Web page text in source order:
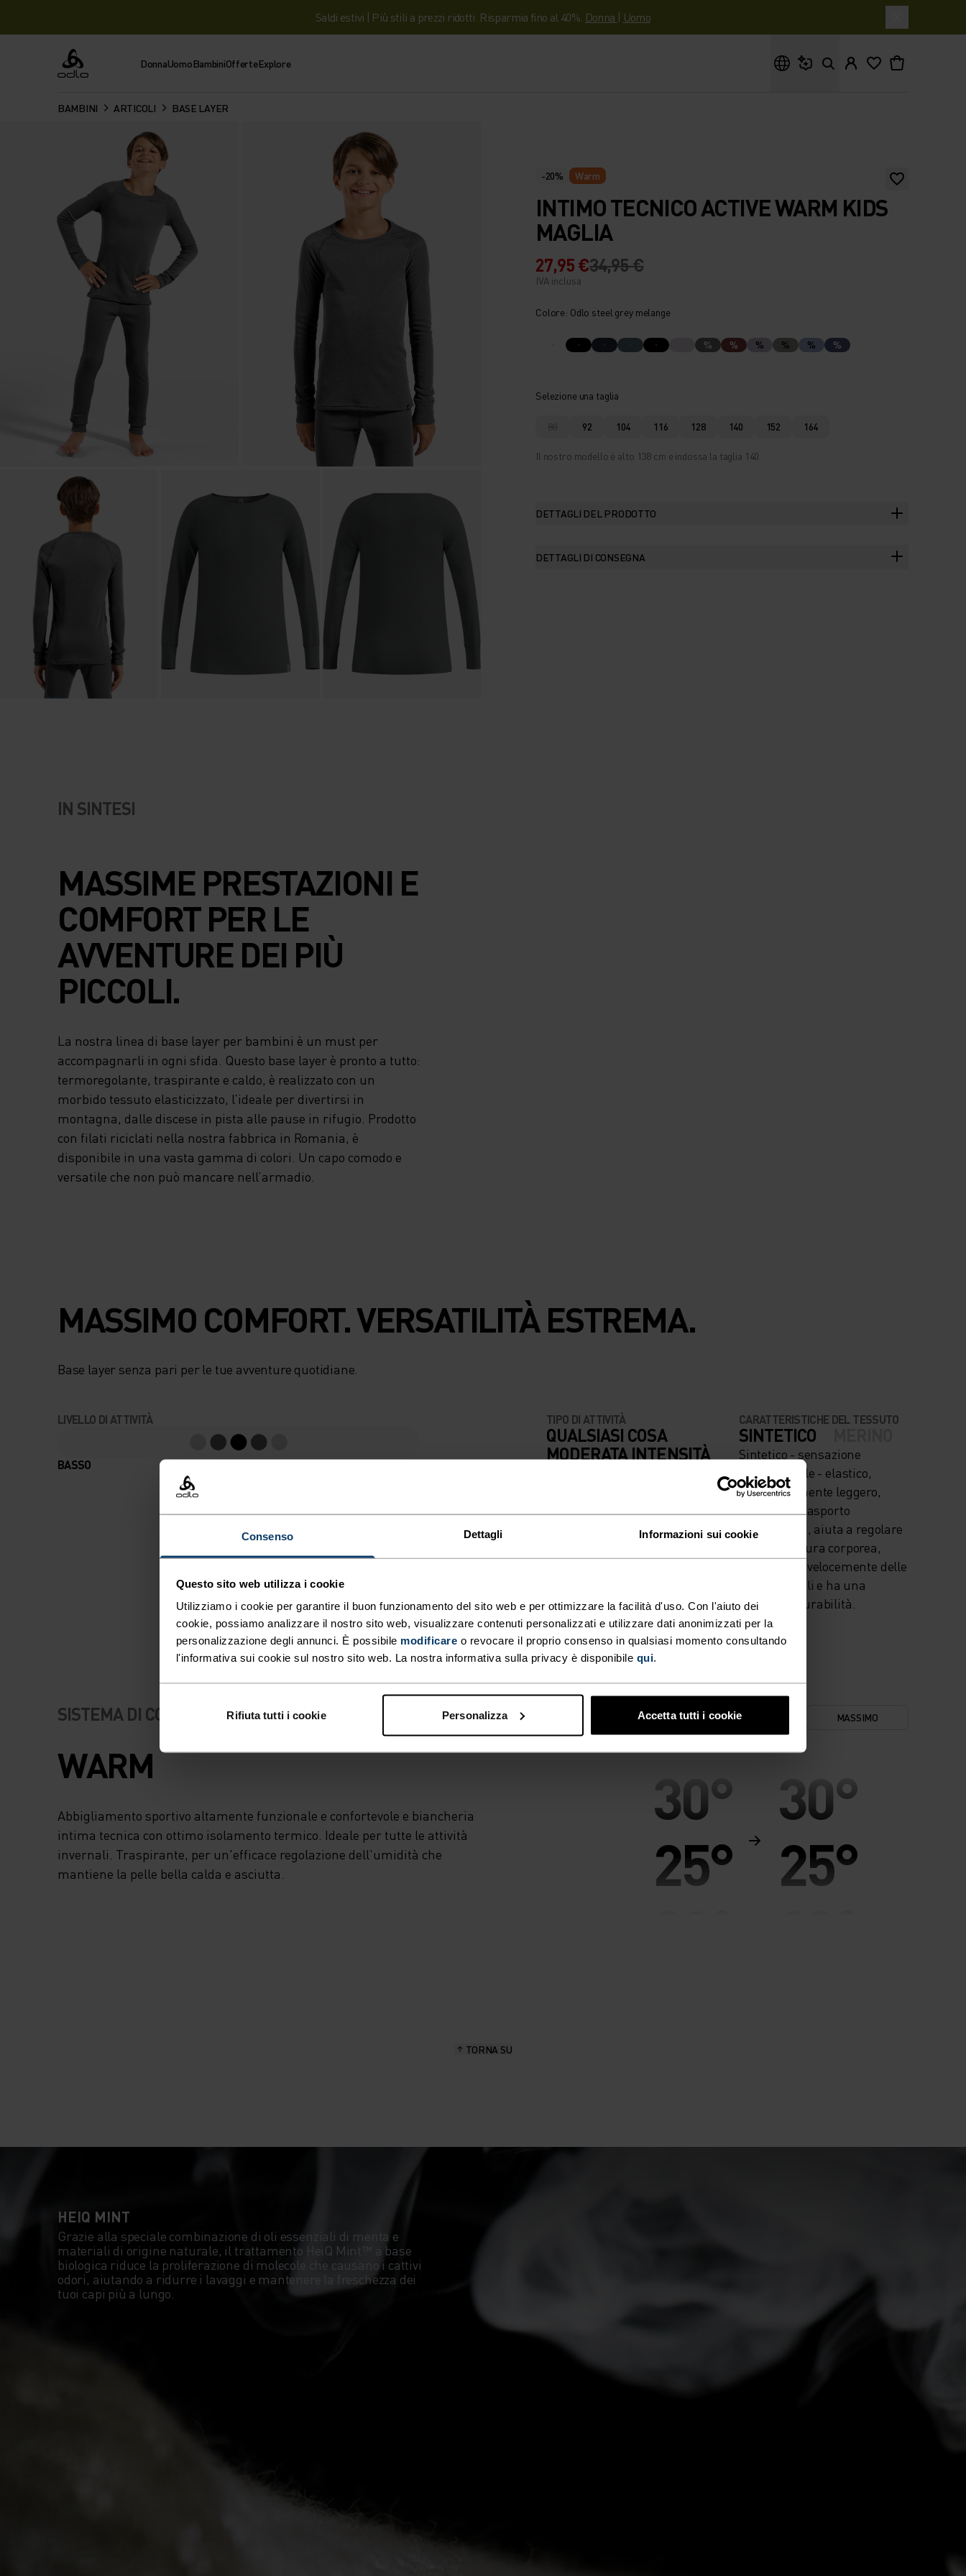
Consenso Dettagli Informazioni sui cookie
Questo sito web utilizza i cookie
Utilizziamo i cookie per garantire il buon funzionamento del sito web e per ottimizzare la facilità d'uso. Con l'aiuto dei
cookie, possiamo analizzare il nostro sito web, visualizzare contenuti personalizzati e utilizzare dati anonimizzati per la
personalizzazione degli annunci. È possibile modificare o revocare il proprio consenso in qualsiasi momento consultando
l'informativa sui cookie sul nostro sito web. La nostra informativa sulla privacy è disponibile qui.
Rifiuta tutti i cookie Personalizza Accetta tutti i cookie
Saldi estivi | Più stili a prezzi ridotti. Risparmia fino al 40%. Donna | Uomo
Odlo DonnaUomoBambiniOfferteExplore
BAMBINI ARTICOLI BASE LAYER
-20% Warm
INTIMO TECNICO ACTIVE WARM KIDS
MAGLIA
27,95 €34,95 €
IVA inclusa
Colore: Odlo steel grey melange
% % % % % %
Selezione una taglia
80 92 104 116 128 140 152 164
Il nostro modello è alto 138 cm e indossa la taglia 140.
DETTAGLI DEL PRODOTTO
DETTAGLI DI CONSEGNA
IN SINTESI
MASSIME PRESTAZIONI E
COMFORT PER LE
AVVENTURE DEI PIÙ
PICCOLI.
La nostra linea di base layer per bambini è un must per
accompagnarli in ogni sfida. Questo base layer è pronto a tutto:
termoregolante, traspirante e caldo, è realizzato con un
morbido tessuto elasticizzato, l’ideale per divertirsi in
montagna, dalle discese in pista alle pause in rifugio. Prodotto
con filati riciclati nella nostra fabbrica in Romania, è
disponibile in una vasta gamma di colori. Un capo comodo e
versatile che non può mancare nell’armadio.
MASSIMO COMFORT. VERSATILITÀ ESTREMA.
Base layer senza pari per le tue avventure quotidiane.
LIVELLO DI ATTIVITÀ
BASSO MODERATO ALTO
TIPO DI ATTIVITÀ
QUALSIASI COSA
MODERATA INTENSITÀ
CARATTERISTICHE DEL TESSUTO
SINTETICO
Sintetico - sensazione
seconda pelle - elastico,
eccezionalmente leggero,
eccellente trasporto
dell'umidità, aiuta a regolare
la temperatura corporea,
asciuga più velocemente delle
fibre naturali e ha una
maggiore durabilità.
SISTEMA DI CONTROLLO DELLA TEMPERATURA
WARM
Abbigliamento sportivo altamente funzionale e confortevole e biancheria
intima tecnica con ottimo isolamento termico. Ideale per tutte le attività
invernali. Traspirante, per un'efficace regolazione dell'umidità che
mantiene la pelle bella calda e asciutta.
MINIMO COMFORT MASSIMO
30°
25°
5°
-10°
-15°
30°
25°
5°
-10°
-15°
TORNA SU
HEIQ MINT
Grazie alla speciale combinazione di oli essenziali di menta e
materiali di origine naturale, il trattamento HeiQ Mint™ a base
biologica riduce la proliferazione di molecole che causano i cattivi
odori, aiutando a ridurre i lavaggi e mantenere la freschezza dei
tuoi capi più a lungo.